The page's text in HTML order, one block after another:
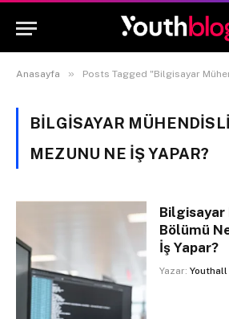
Anasayfa » Posts Tagged "Bilgisayar Mühendisliği
BILGISAYAR
MEZUNU NE İŞ YAPAR?
Bilgisayar
Bölümü
İş Yapar?
Yazar: Youthall